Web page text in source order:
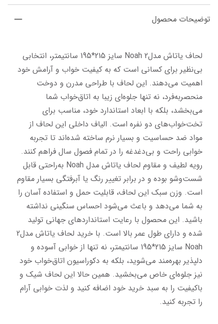
توضیحات محصول
را تجربه کنید.